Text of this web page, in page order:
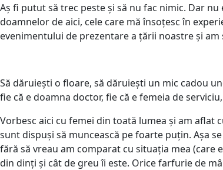
Aș fi putut să trec peste și să nu fac nimic. Dar
doamnelor de aici, cele care mă însoțesc în
evenimentului de prezentare a țării noastre și
Să dăruiești o floare, să dăruiești un mic cadou
fie că e doamna doctor, fie că e femeia de
Vorbesc aici cu femei din toată lumea și am
sunt dispuși să muncească pe foarte puțin. Așa
fără să vreau am comparat cu situația mea
din dinți și cât de greu îi este. Orice farfurie de